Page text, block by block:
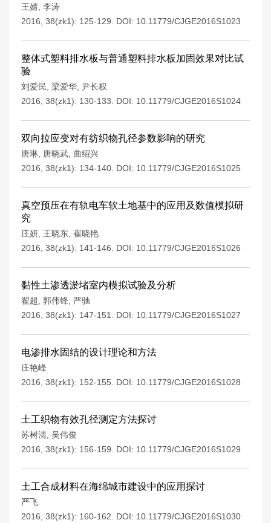
王婧 李涛
2016, 38(zk1): 125-129.
DOI: 10.11779/CJGE2016S1023
整体式塑料排水板与普通塑料排水板加固效果对比试
验
刘爱民 梁爱华 尹长权
2016, 38(zk1): 130-133.
DOI: 10.11779/CJGE2016S1024
双向拉应变对有纺织物孔径参数影响的研究
唐琳 唐晓武 曲绍兴
2016, 38(zk1): 134-140. DOI: 10.11779/CJGE2016S1025
真空预压在有轨电车软土地基中的应用及数值模拟研
究
庄妍 王晓东 崔晓艳
2016, 38(zk1): 141-146.
DOI: 10.11779/CJGE2016S1026
黏性土渗透淤堵室内模拟试验及分析
翟超 郭伟锋
严驰
2016, 38(zk1): 147-151.
DOI: 10.11779/CJGE2016S1027
电渗排水固结的设计理论和方法
庄艳峰
2016, 38(zk1): 152-155.
DOI: 10.11779/CJGE2016S1028
土工织物有效孔径测定方法探讨
苏树清 吴伟俊
2016, 38(zk1): 156-159.
DOI: 10.11779/CJGE2016S1029
土工合成材料在海绵城市建设中的应用探讨
严飞
2016, 38(zk1): 160-162.
DOI: 10.11779/CJGE2016S1030